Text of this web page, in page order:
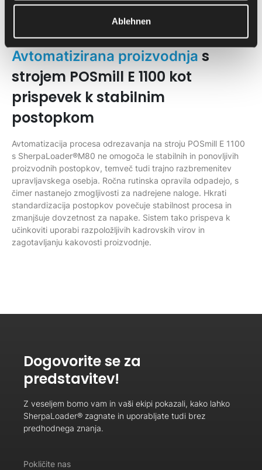
Ablehnen
korake obdelave izvajati sledljivo in standardizirano –brez
med delovanjem.
Avtomatizirana proizvodnja s
strojem POSmill E 1100 kot
prispevek k stabilnim
postopkom
Avtomatizacija procesa odrezavanja na stroju POSmill E 1100
s SherpaLoader®M80 ne omogoča le stabilnih in ponovljivih
proizvodnih postopkov, temveč tudi trajno razbremenitev
upravljavskega osebja. Ročna rutinska opravila odpadejo, s
čimer nastanejo zmogljivosti za nadrejene naloge. Hkrati
standardizacija postopkov povečuje stabilnost procesa in
zmanjšuje dovzetnost za napake. Sistem tako prispeva k
učinkoviti uporabi razpoložljivih kadrovskih virov in
zagotavljanju kakovosti proizvodnje.
Dogovorite se za
predstavitev!
Z veseljem bomo vam in vaši ekipi pokazali, kako lahko
SherpaLoader® zagnate in uporabljate tudi brez
predhodnega znanja.
Pokličite nas